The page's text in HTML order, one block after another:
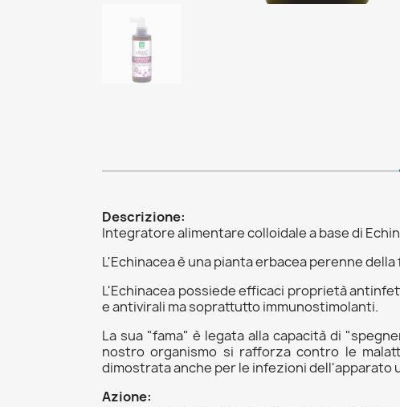
Descrizione:
Integratore alimentare colloidale a base di
L'Echinacea è una pianta erbacea perenne
L'Echinacea possiede efficaci proprietà
e antivirali ma soprattutto immunostimolanti.
La sua "fama" è legata alla capacità di
nostro organismo si rafforza contro le
dimostrata anche per le infezioni dell'apparato
Azione: